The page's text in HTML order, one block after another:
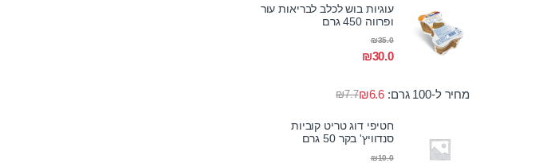
עוגיות בוש לכלב לבריאות עור
ופרווה 450 גרם
₪30.0
₪35.0
מחיר ל-100 גרם: ₪7.7₪6.6
חטיפי דוג טריט קוביות
סנדוויץ' בקר 50 גרם
₪10.0